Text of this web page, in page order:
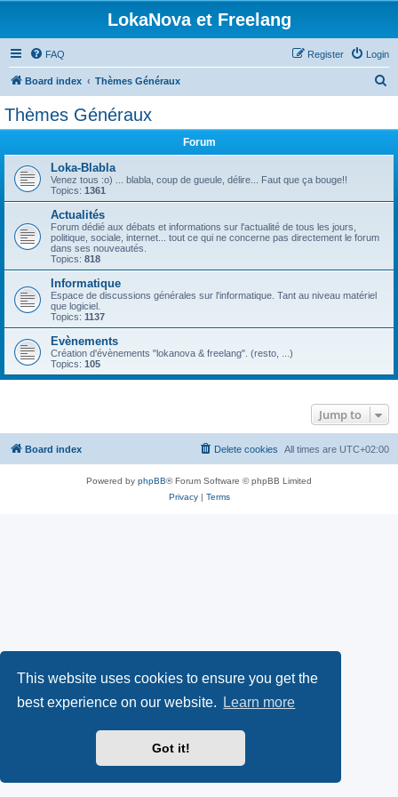
This website uses cookies to ensure you get the
best experience on our website.
Learn more
Got it!
LokaNova et Freelang
FAQ Login
Register
Board index Thèmes Généraux
Thèmes Généraux
Forum
Loka-Blabla
Venez tous :o) ... blabla, coup de gueule, délire... Faut que ça bouge!!
Topics: 1361
Actualités
Forum dédié aux débats et informations sur l'actualité de tous les jours,
politique, sociale, internet... tout ce qui ne concerne pas directement le forum
dans ses nouveautés.
Topics: 818
Informatique
Espace de discussions générales sur l'informatique. Tant au niveau matériel
que logiciel.
Topics: 1137
Evènements
Création d'évènements "lokanova & freelang". (resto, ...)
Topics: 105
Jump to
Board index All times are UTC+02:00
Delete cookies
Powered by phpBB® Forum Software © phpBB Limited
Privacy| Terms